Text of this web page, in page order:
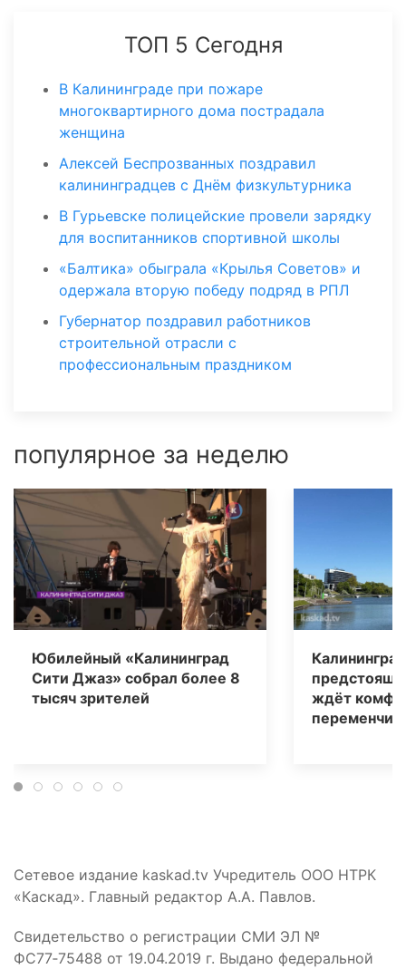
ТОП 5 Сегодня
В Калининграде при пожаре
многоквартирного дома пострадала
женщина
Алексей Беспрозванных поздравил
калининградцев с Днём физкультурника
В Гурьевске полицейские провели зарядку
для воспитанников спортивной школы
«Балтика» обыграла «Крылья Советов» и
одержала вторую победу подряд в РПЛ
Губернатор поздравил работников
строительной отрасли с
профессиональным праздником
популярное за неделю
Юбилейный «Калининград
Сити Джаз» собрал более 8
тысяч зрителей
ждёт
Сетевое издание kaskad.tv Учредитель ООО НТРК
«Каскад». Главный редактор А.А. Павлов.
Свидетельство о регистрации СМИ ЭЛ №
ФС77‑75488 от 19.04.2019 г. Выдано федеральной